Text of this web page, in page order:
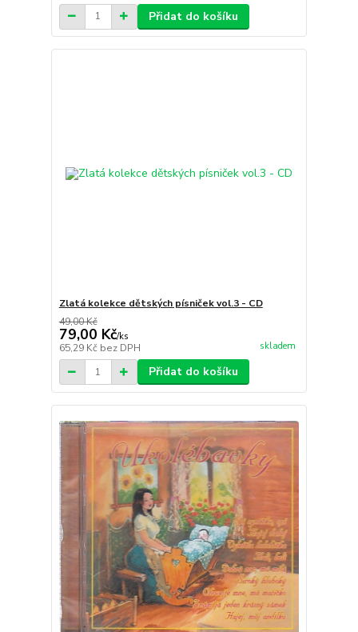
Přidat do košíku
Zlatá kolekce dětských písniček vol.3 - CD
49,00 Kč
79,00 Kč/ks
65,29 Kč bez DPH skladem
Přidat do košíku